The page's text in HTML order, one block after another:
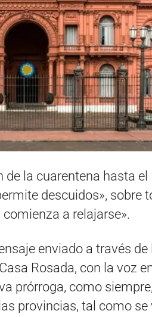
de la cuarentena hasta
descuidos», sobre
a relajarse».
enviado a través de
Rosada, con la voz
prórroga, como
provincias, tal como se